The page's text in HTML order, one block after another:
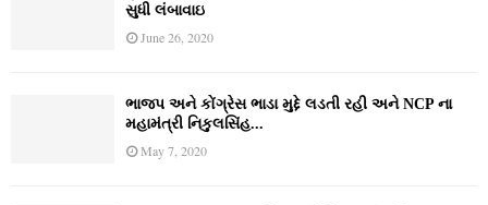
સુધી લંબાવાઇ
June 26, 2020
ભાજપ અને કોંગ્રેસ ભાડા મુદ્દે લડતી રહી અને NCP ના
મહામંત્રી નિકુલસિંહ...
May 7, 2020